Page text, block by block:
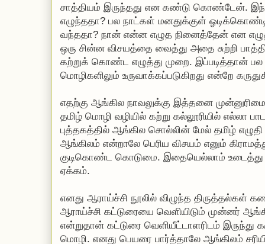
சாத்தியம் இருந்தது என கண்டு கொண்டேன்.
எழுந்ததா? பல நாட்கள் மனதுக்குள்
வந்ததா? நான் என்ன எழுத நினைத்தேன் என எழுதி
ஒரு சின்ன விசயத்தை வைத்து அதை சுற்றி
கற்றுக் கொண்ட எழுத்து முறை. இப்படித்தான்
மொழிகளிலும் உருவாக்கப்படுகிறது என்றே
எதற்கு ஆங்கில நாவலுக்கு இத்தனை
தமிழ் மொழி வழியில் கற்று கல்லூரியில் எல்லா
புத்தகத்தில் ஆங்கில சொல்லின் மேல் தமிழ்
ஆங்கிலம் என்றாலே பெரிய விசயம் எனும்
குடிகொண்ட கொடுமை. இதையெல்லாம் உடைத்து
ஏக்கம்.
எனது ஆராய்ச்சி நூலில் விழுந்த திருத்தல்கள்
ஆராய்ச்சி கட்டுரையை வெளியிடும் முன்னர்
என்றுதான் கட்டுரை வெளியீட்டாளரிடம் இருந்து
மொழி. எனது பெயரை பார்த்தாலே ஆங்கிலம்